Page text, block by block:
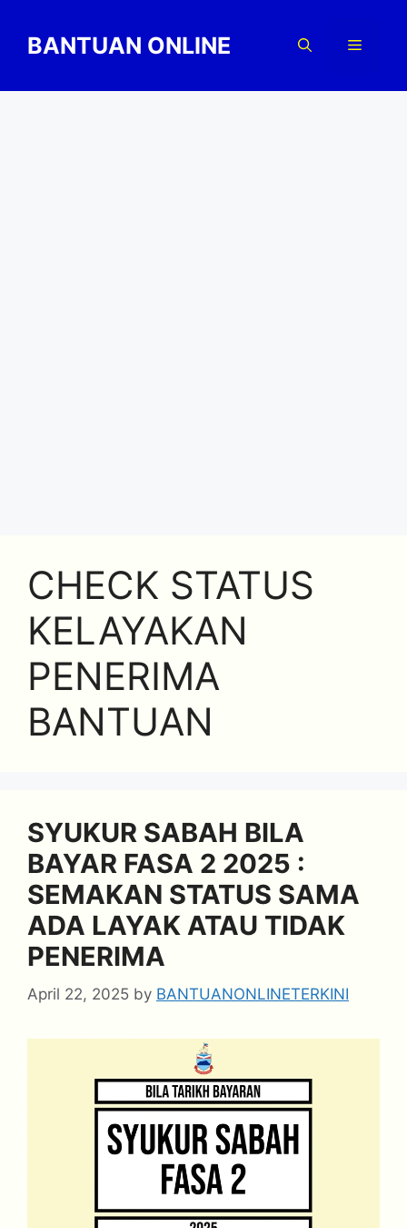
contentBANTUAN ONLINE Menu
CHECK STATUS
KELAYAKAN
PENERIMA
BANTUAN
SYUKUR SABAH BILA
BAYAR FASA 2 2025 :
SEMAKAN STATUS SAMA
ADA LAYAK ATAU TIDAK
PENERIMA
April 22, 2025 by BANTUANONLINETERKINI